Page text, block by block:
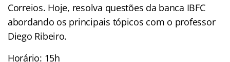
Correios. Hoje, resolva questões da banca IBFC
abordando os principais tópicos com o professor
Diego Ribeiro.
Horário: 15h